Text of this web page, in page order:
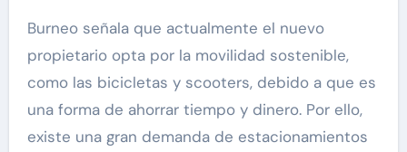
Burneo señala que actualmente el nuevo
propietario opta por la movilidad sostenible,
como las bicicletas y scooters, debido a que es
una forma de ahorrar tiempo y dinero. Por ello,
existe una gran demanda de estacionamientos